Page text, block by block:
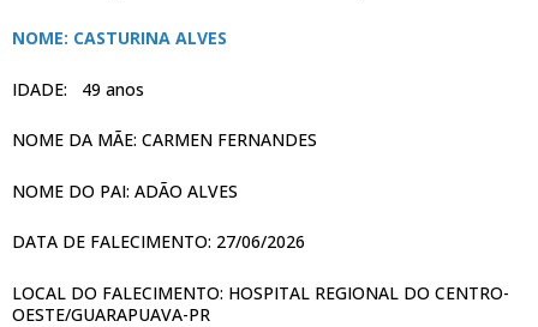
NOME: CASTURINA ALVES
IDADE: 49 anos
NOME DA MÃE: CARMEN FERNANDES
NOME DO PAI: ADÃO ALVES
DATA DE FALECIMENTO: 27/06/2026
LOCAL DO FALECIMENTO: HOSPITAL REGIONAL DO CENTRO-
OESTE/GUARAPUAVA-PR